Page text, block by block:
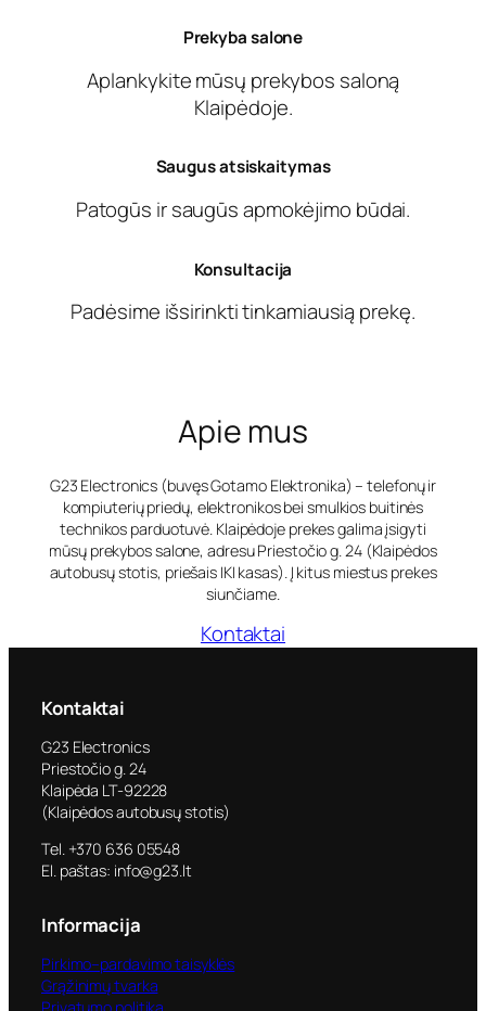
Prekyba salone
Aplankykite mūsų prekybos saloną
Klaipėdoje.
Saugus atsiskaitymas
Patogūs ir saugūs apmokėjimo būdai.
Konsultacija
Padėsime išsirinkti tinkamiausią prekę.
Apie mus
G23 Electronics (buvęs Gotamo Elektronika) – telefonų ir
kompiuterių priedų, elektronikos bei smulkios buitinės
technikos parduotuvė. Klaipėdoje prekes galima įsigyti
mūsų prekybos salone, adresu Priestočio g. 24 (Klaipėdos
autobusų stotis, priešais IKI kasas). Į kitus miestus prekes
siunčiame.
Kontaktai
Kontaktai
G23 Electronics
Priestočio g. 24
Klaipėda LT-92228
(Klaipėdos autobusų stotis)
Tel. +370 636 05548
El. paštas: info@g23.lt
Informacija
Pirkimo–pardavimo taisyklės
Grąžinimų tvarka